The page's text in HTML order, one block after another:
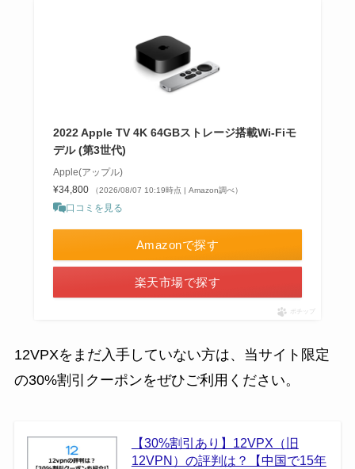
2022 Apple TV 4K 64GBストレージ搭載Wi‑Fiモ
デル (第3世代)
Apple(アップル)
¥34,800
（2026/08/07 10:19時点 | Amazon調べ）
口コミを見る
Amazonで探す
楽天市場で探す
ポチップ
12VPXをまだ入手していない方は、当サイト限定
の30%割引クーポンをぜひご利用ください。
【30%割引あり】12VPX（旧
12VPN）の評判は？【中国で15年